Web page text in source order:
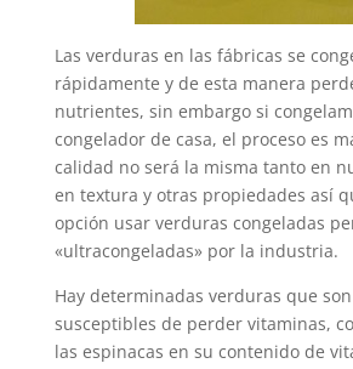
Las verduras en las fábricas se
rápidamente y de esta manera
nutrientes, sin embargo si
congelador de casa, el proceso es
calidad no será la misma tanto en
en textura y otras propiedades así
opción usar verduras congeladas
«ultracongeladas» por la industria.
Hay determinadas verduras que
susceptibles de perder vitaminas,
las espinacas en su contenido de